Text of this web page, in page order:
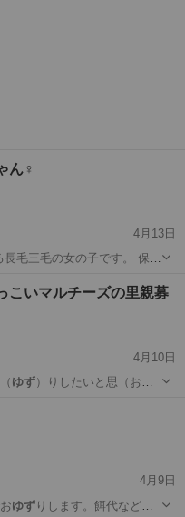
ん♀
4月13日
毛三毛の女の子です。 保護
こいマルチーズの里親募
4月10日
ゆず）りしたいと思（お
4月9日
ゆずりします。餌代なども